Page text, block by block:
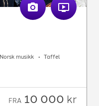
Norsk musikk Taffel
FRA 10 000 kr